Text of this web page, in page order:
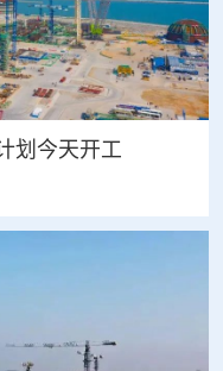
划今天开工